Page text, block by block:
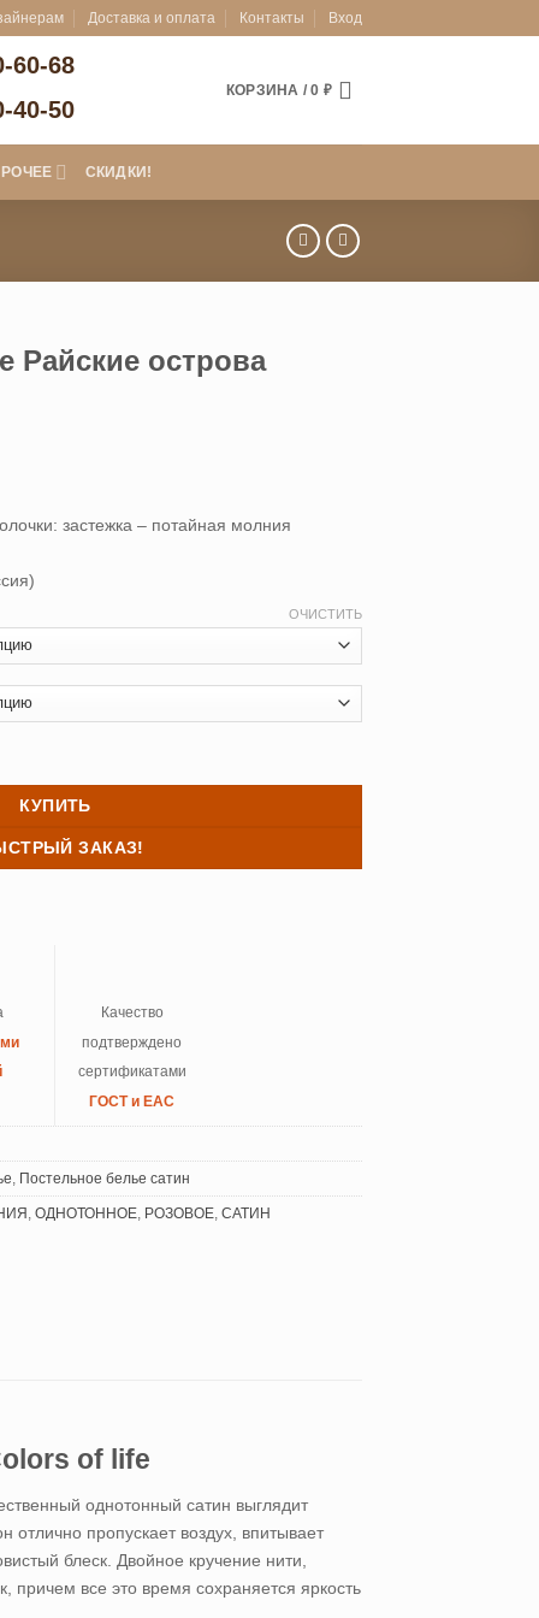
Доставка и оплата Контакты Вход
60-68
40-50
КОРЗИНА /0 ₽
СКИДКИ!
Райские острова
₽ застежка – потайная молния
ОЧИСТИТЬ
КУПИТЬ
ЗАКАЗ!
Качество
подтверждено
сертификатами
ГОСТ и ЕАС
, Постельное белье сатин
, ОДНОТОННОЕ, РОЗОВОЕ, САТИН
of life
однотонный сатин выглядит
отлично пропускает воздух, впитывает
блеск. Двойное кручение нити,
все это время сохраняется яркость